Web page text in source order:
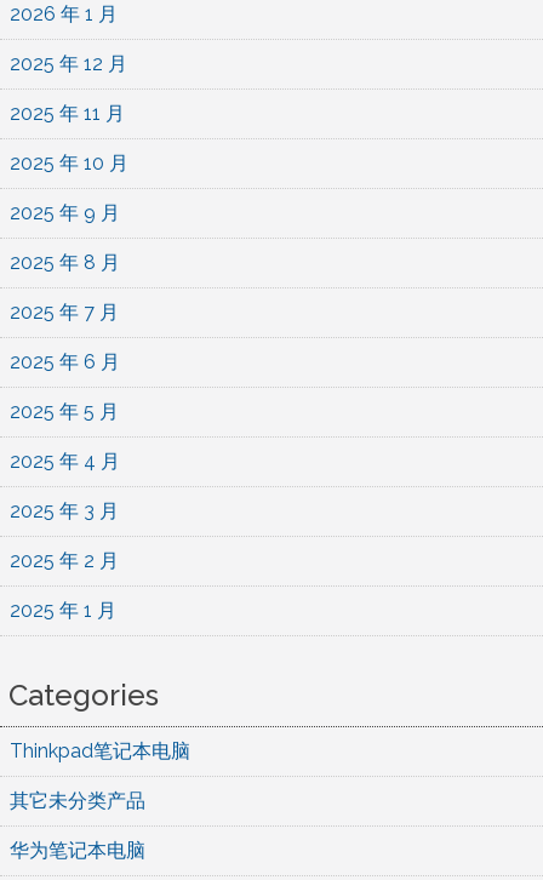
2026 年 1 月
2025 年 12 月
2025 年 11 月
2025 年 10 月
2025 年 9 月
2025 年 8 月
2025 年 7 月
2025 年 6 月
2025 年 5 月
2025 年 4 月
2025 年 3 月
2025 年 2 月
2025 年 1 月
Categories
Thinkpad笔记本电脑
其它未分类产品
华为笔记本电脑